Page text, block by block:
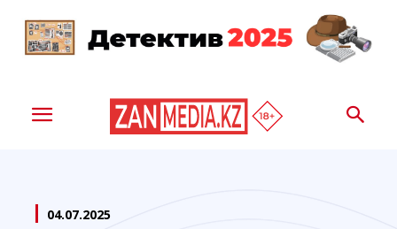
04.07.2025